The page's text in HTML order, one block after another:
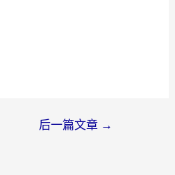
后一篇文章 →